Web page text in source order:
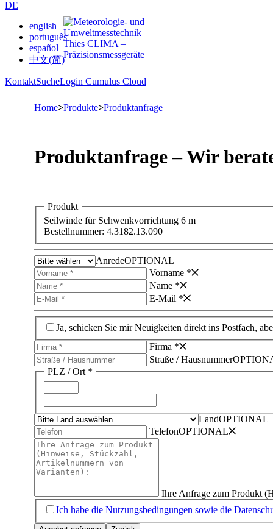
DE
english
português
español
中文(简)
KontaktSucheLogin Cumulus Cloud
Home>Produkte>Produktanfrage
Produktanfrage – Wir
Produkt
Seilwinde für Schwenkvorrichtung 6 m
Bestellnummer: 4.3182.13.090
AnredeOPTIONAL
Vorname *
Name *
E-Mail *
Ja, schicken Sie mir Neuigkeiten direkt ins Postfach,
Firma *
Straße /­ Hausnummer
PLZ /­ Ort *
LandOPTIONAL
TelefonOPTIONAL
Ihre Anfrage zum Produkt
Ich habe die Nutzungsbedingungen sowie die